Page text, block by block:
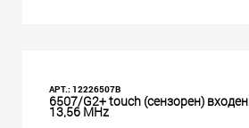
АРТ.: 12226507B
6507/G2+ touch (сензорен)
13,56 MHz